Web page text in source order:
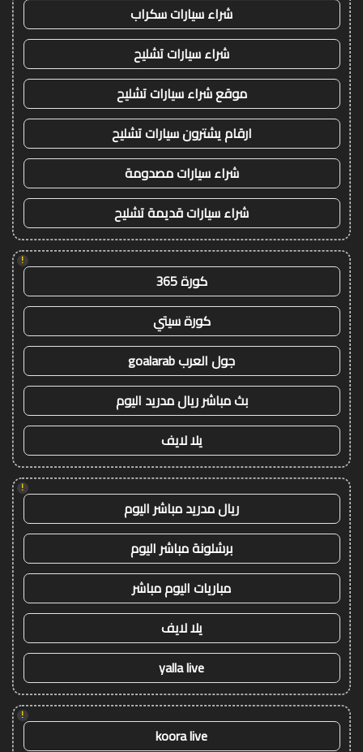
شراء سيارات سكراب
شراء سيارات تشليح
موقع شراء سيارات تشليح
ارقام يشترون سيارات تشليح
شراء سيارات مصدومة
شراء سيارات قديمة تشليح
!
كورة 365
كورة سيتي
جول العرب goalarab
بث مباشر ريال مدريد اليوم
يلا لايف
!
ريال مدريد مباشر اليوم
برشلونة مباشر اليوم
مباريات اليوم مباشر
يلا لايف
yalla live
!
koora live